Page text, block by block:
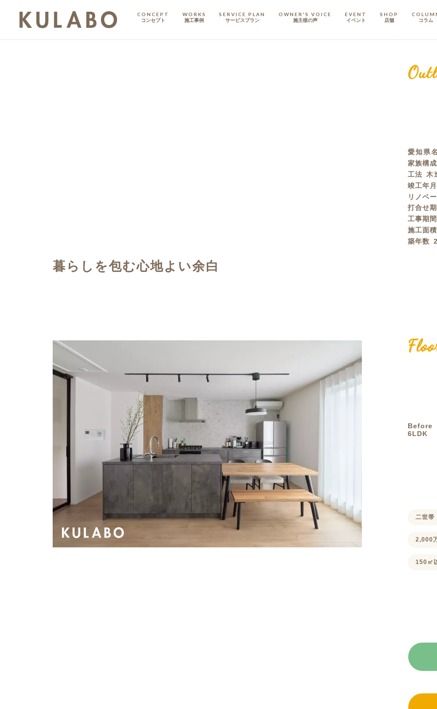
CONCEPT
コンセプト
WORKS
施工事例
SERVICE PLAN
サービスプラン
店舗リノベーション
OWNER'S VOICE
施主樣の声
EVENT
イベント
SHOP
店舗 コラム
暮らしを包む心地よい余白
愛知県
家族構成
工法 木
竣工年月
リノベ
打合せ
工事期間
施工面積
築年数
Before
6LDK
二世帯
2,000
150㎡